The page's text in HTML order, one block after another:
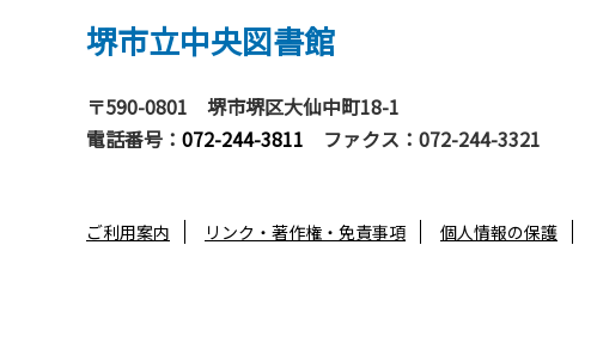
堺市立中央図書館
〒590-0801
堺市堺区大仙中町18-1
電話番号： 072-244-3811 ファクス：072-244-3321
ご利用案内 リンク・著作権・免責事項 個人情報の保護